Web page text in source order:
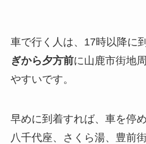
車で行く人は、17時以降に
ぎから夕方前に山鹿市街地
やすいです。
早めに到着すれば、車を停
八千代座、さくら湯、豊前